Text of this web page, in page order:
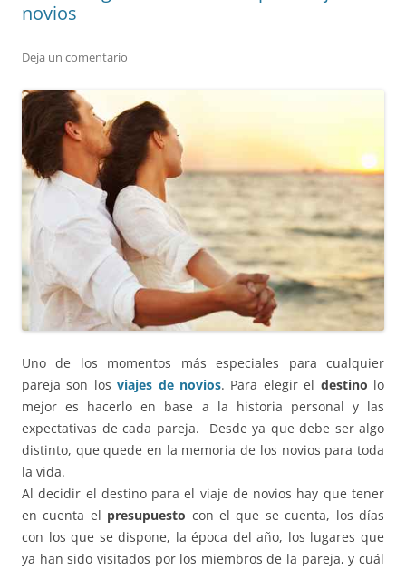
novios
Deja un comentario
Uno de los momentos más especiales para cualquier
pareja son losviajes de novios. Para elegir el destino lo
mejor es hacerlo en base a la historia personal y las
expectativas de cada pareja. Desde ya que debe ser algo
distinto, que quede en la memoria de los novios para toda
la vida.
Al decidir el destino para el viaje de novios hay que tener
en cuenta el presupuesto con el que se cuenta, los días
con los que se dispone, la época del año, los lugares que
ya han sido visitados por los miembros de la pareja, y cuál